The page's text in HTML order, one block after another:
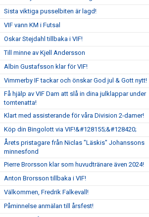
Sista viktiga pusselbiten är lagd!
VIF vann KM i Futsal
Oskar Stejdahl tillbaka i VIF!
Till minne av Kjell Andersson
Albin Gustafsson klar för VIF!
Vimmerby IF tackar och önskar God jul & Gott nytt!
Få hjälp av VIF Dam att slå in dina julklappar under
tomtenatta!
Klart med assisterande för våra Division 2-damer!
Köp din Bingolott via VIF!&#128155;&#128420;
Årets pristagare från Niclas "Läskis" Johanssons
minnesfond
Pierre Brorsson klar som huvudtränare även 2024!
Anton Brorsson tillbaka i VIF!
Välkommen, Fredrik Falkevall!
Påminnelse anmälan till årsfest!